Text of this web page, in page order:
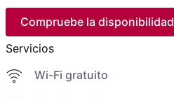
Compruebe la disponibilidad
Servicios
Wi-Fi gratuito